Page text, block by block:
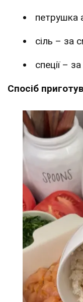
петрушка
сіль – за
спеції –
Спосіб